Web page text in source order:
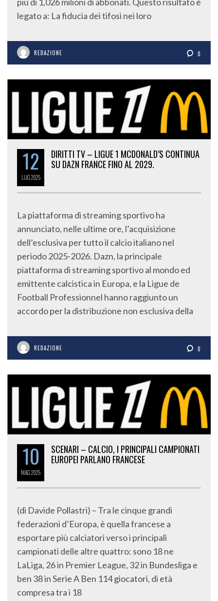
legato a: La fiducia dei tifosi nei loro
REDAZIONE 0
12
LUG2025
DIRITTI TV – LIGUE 1 MCDONALD’S CONTINUA
SU DAZN FRANCE FINO AL 2029.
La piattaforma di streaming sportivo ha
annunciato, nelle ultime ore, l’acquisizione
dell’esclusiva per tutto il calcio italiano nel
periodo 2025-2026. Dazn, la principale
piattaforma di streaming sportivo al mondo ed
emittente calcistica in Europa, e la Ligue de
Football Professionnel hanno raggiunto un
accordo per la distribuzione non esclusiva della
REDAZIONE 0
10
MAG2025
SCENARI – CALCIO, I PRINCIPALI CAMPIONATI
EUROPEI PARLANO FRANCESE
(di Davide Pollastri) – Tra le cinque grandi
federazioni d’Europa, è quella francese a
esportare più calciatori verso i principali
campionati delle altre quattro: sono 18 ne
LaLiga, 26 in Premier League, 32 in Bundesliga e
ben 38 in Serie A Ben 114 giocatori, di età
compresa tra i 18